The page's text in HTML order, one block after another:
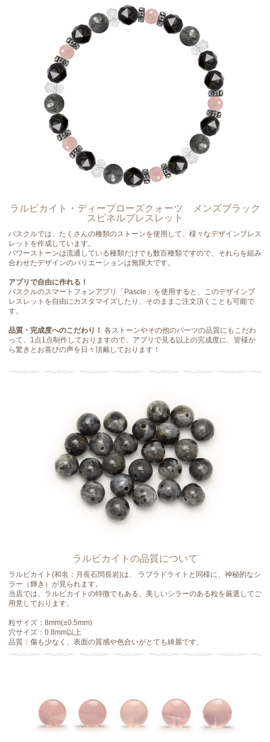
ラルビカイト・ディープローズクォーツ メンズブラック
スピネルブレスレット
パスクルでは、たくさんの種類のストーンを使用して、様々なデザインブレス
レットを作成しています。
パワーストーンは流通している種類だけでも数百種類ですので、それらを組み
合わせたデザインのバリエーションは無限大です。
アプリで自由に作れる！
パスクルのスマートフォンアプリ「Pascle」を使用すると、このデザインブ
レスレットを自由にカスタマイズしたり、そのままご注文頂くことも可能で
す。
品質・完成度へのこだわり！ 各ストーンやその他のパーツの品質にもこだわ
って、1点1点制作しておりますので、アプリで見る以上の完成度に、皆様か
ら驚きとお喜びの声を日々頂戴しております！
ラルビカイトの品質について
ラルビカイト(和名：月長石閃長岩)は、 ラブラドライトと同様に、神秘的なシ
ラー（輝き）が見られます。
当店では、ラルビカイトの特徴でもある、美しいシラーのある粒を厳選してご
用意しております。
粒サイズ：8mm(±0.5mm)
穴サイズ：0.8mm以上
品質：傷も少なく、表面の質感や色合いがとても綺麗です。